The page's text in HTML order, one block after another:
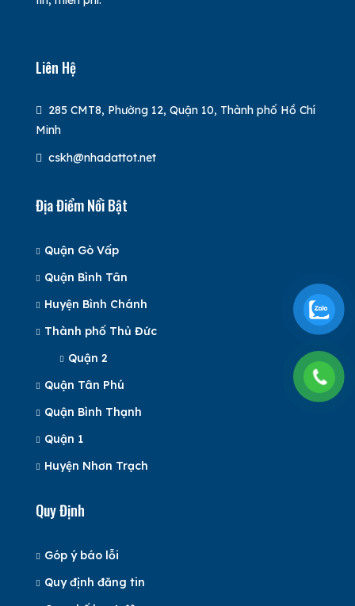
Liên Hệ
285 CMT8, Phường 12, Quận 10, Thành phố Hồ Chí
Minh
cskh@nhadattot.net
Địa Điểm Nổi Bật
Quận Gò Vấp
Quận Bình Tân
Huyện Bình Chánh
Thành phố Thủ Đức
Quận 2
Quận Tân Phú
Quận Bình Thạnh
Quận 1
Huyện Nhơn Trạch
Quy Định
Góp ý báo lỗi
Quy định đăng tin